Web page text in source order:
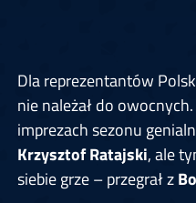
Dla reprezentantów
nie należał do
imprezach sezonu
Krzysztof Ratajski, ale
siebie grze – przegrał z